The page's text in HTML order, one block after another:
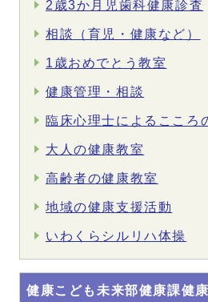
2歳3か月児歯科健康診査
相談（育児・健康など）
1歳おめでとう教室
健康管理・相談
臨床心理士によるこころ
大人の健康教室
高齢者の健康教室
地域の健康支援活動
いわくらシルリハ体操
健康こども未来部健康課健